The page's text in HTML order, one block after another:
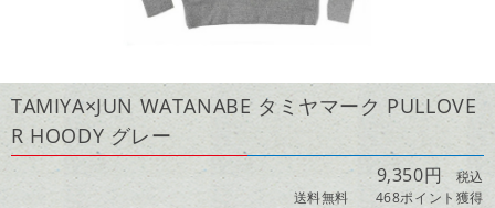
TAMIYA×JUN WATANABE タミヤマーク PULLOVE
R HOODY グレー
9,350円税込
送料無料
468ポイント獲得